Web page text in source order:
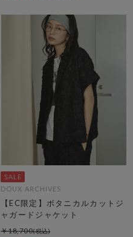
DOUX ARCHIVES
【EC限定】ボタニカルカットジ
ャガードジャケット
￥18,700